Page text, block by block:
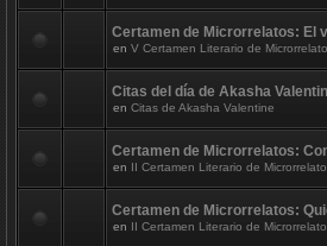
Certamen de Microrrelatos: El
en V Certamen Literario de
Citas del día de Akasha
en Citas de Akasha Valentine
Certamen de Microrrelatos:
en II Certamen Literario de
Certamen de Microrrelatos:
en II Certamen Literario de